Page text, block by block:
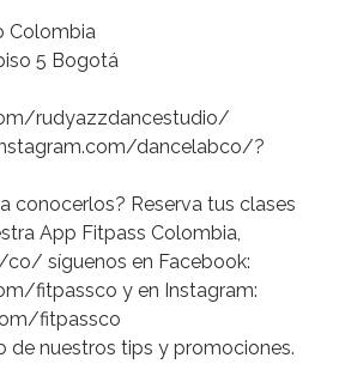
Colombia
5 Bogotá
rudyazzdancestudio/
dancelabco/?
conocerlos? Reserva tus clases
App Fitpass Colombia,
co/ síguenos en Facebook:
fitpassco y en Instagram:
fitpassco
de nuestros tips y promociones.